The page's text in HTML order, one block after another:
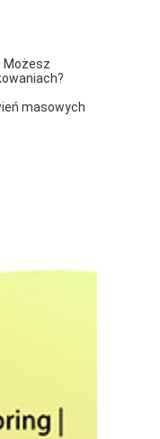
Możesz
masowych